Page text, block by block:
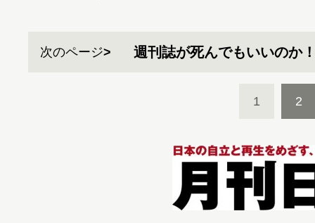
次のページ 週刊誌が死んでもいいのか
1 2